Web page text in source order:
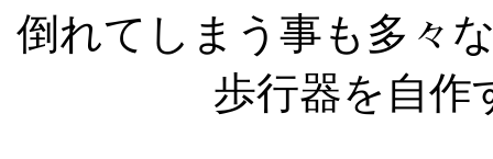
倒れてしまう事も多々
歩行器を自作